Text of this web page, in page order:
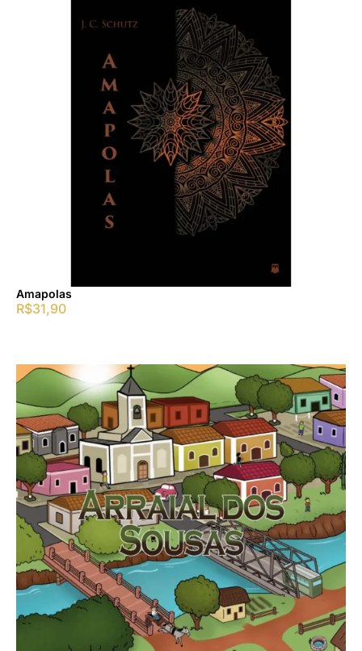
Amapolas
R$31,90